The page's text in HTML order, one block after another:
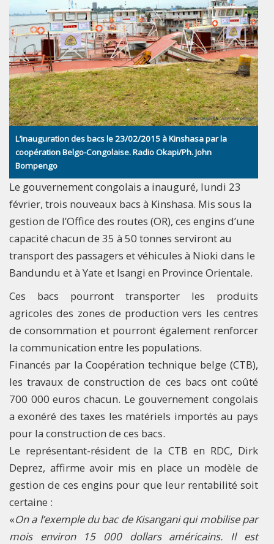
L’inauguration des bacs le 23/02/2015 à Kinshasa par la
coopération Belgo-Congolaise. Radio Okapi/Ph. John
Bompengo
Le gouvernement congolais a inauguré, lundi 23
février, trois nouveaux bacs à Kinshasa. Mis sous la
gestion de l’Office des routes (OR), ces engins d’une
capacité chacun de 35 à 50 tonnes serviront au
transport des passagers et véhicules à Nioki dans le
Bandundu et à Yate et Isangi en Province Orientale.
Ces bacs pourront transporter les produits
agricoles des zones de production vers les centres
de consommation et pourront également renforcer
la communication entre les populations.
Financés par la Coopération technique belge (CTB),
les travaux de construction de ces bacs ont coûté
700 000 euros chacun. Le gouvernement congolais
a exonéré des taxes les matériels importés au pays
pour la construction de ces bacs.
Le représentant-résident de la CTB en RDC, Dirk
Deprez, affirme avoir mis en place un modèle de
gestion de ces engins pour que leur rentabilité soit
certaine :
«On a l’exemple du bac de Kisangani qui mobilise par
mois environ 15 000 dollars américains. Il est